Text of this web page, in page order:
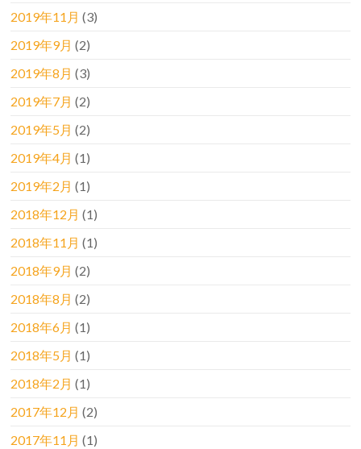
2019年11月 (3)
2019年9月 (2)
2019年8月 (3)
2019年7月 (2)
2019年5月 (2)
2019年4月 (1)
2019年2月 (1)
2018年12月 (1)
2018年11月 (1)
2018年9月 (2)
2018年8月 (2)
2018年6月 (1)
2018年5月 (1)
2018年2月 (1)
2017年12月 (2)
2017年11月 (1)